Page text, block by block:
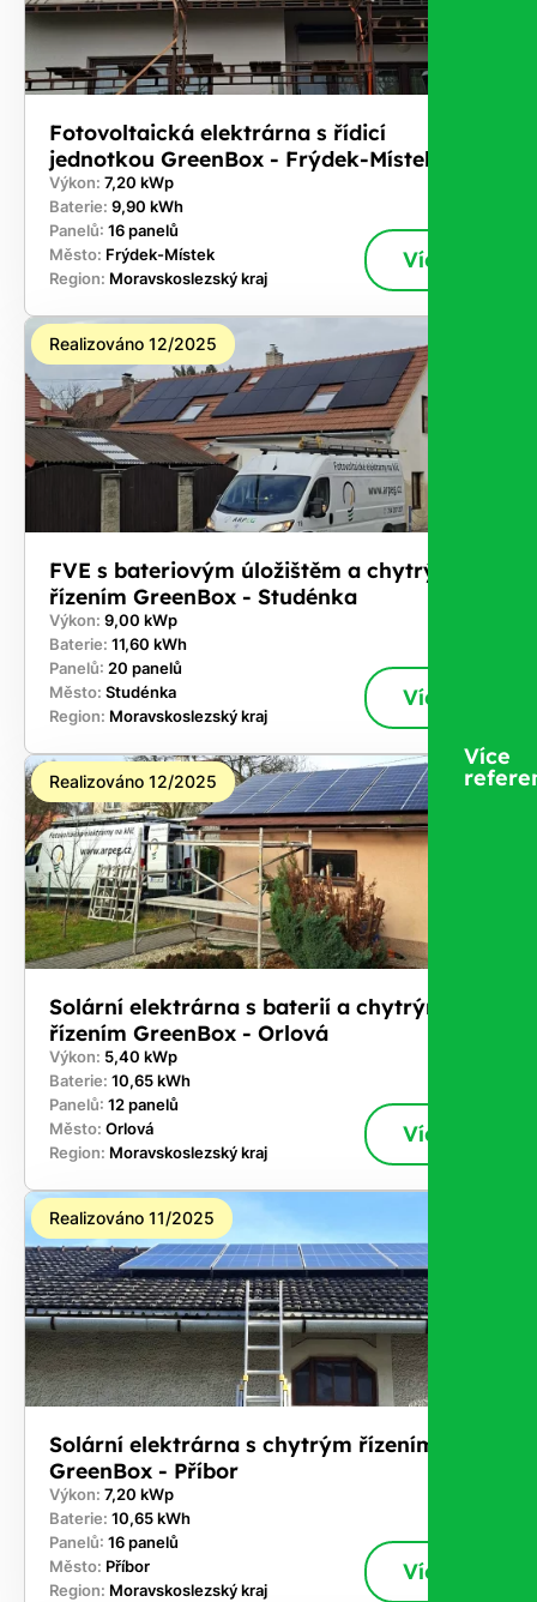
Fotovoltaická elektrárna s řídicí
jednotkou GreenBox - Frýdek-Místek
Výkon: 7,20 kWp
Baterie: 9,90 kWh
Panelů: 16 panelů
Město: Frýdek-Místek
Region: Moravskoslezský kraj
Více
Realizováno 12/2025
FVE s bateriovým úložištěm a chytrým
řízením GreenBox - Studénka
Výkon: 9,00 kWp
Baterie: 11,60 kWh
Panelů: 20 panelů
Město: Studénka
Region: Moravskoslezský kraj
Více
Realizováno 12/2025
Solární elektrárna s baterií a chytrým
řízením GreenBox - Orlová
Výkon: 5,40 kWp
Baterie: 10,65 kWh
Panelů: 12 panelů
Město: Orlová
Region: Moravskoslezský kraj
Více
Realizováno 11/2025
Solární elektrárna s chytrým řízením
GreenBox - Příbor
Výkon: 7,20 kWp
Baterie: 10,65 kWh
Panelů: 16 panelů
Město: Příbor
Region: Moravskoslezský kraj
Více
Více